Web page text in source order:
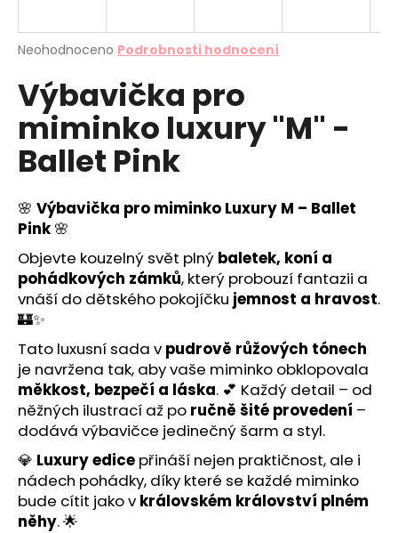
Průměrné
produktu
je
5
hvězdiček.
Neohodnoceno Podrobnosti hodnocení
Výbavička pro
miminko luxury "M" -
Ballet Pink
🌸 Výbavička pro miminko Luxury M – Ballet
Pink 🌸
Objevte kouzelný svět plný baletek, koní a
pohádkových zámků, který probouzí fantazii a
vnáší do dětského pokojíčku jemnost a hravost.
🏰✨
Tato luxusní sada v pudrově růžových tónech
je navržena tak, aby vaše miminko obklopovala
měkkost, bezpečí a láska. 💕 Každý detail – od
něžných ilustrací až po ručně šité provedení –
dodává výbavičce jedinečný šarm a styl.
💎 Luxury edice přináší nejen praktičnost, ale i
nádech pohádky, díky které se každé miminko
bude cítit jako v královském království plném
něhy. 🌟
j
t
?
HLEDAT
D
o
p
o
r
u
č
u
j
e
m
e